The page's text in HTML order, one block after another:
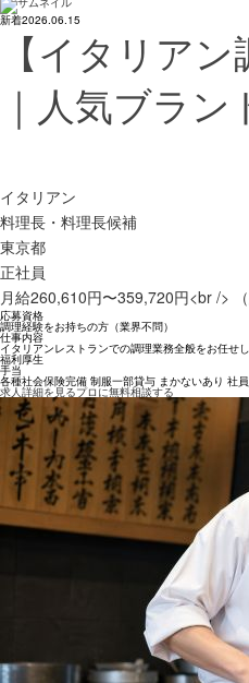
新着2026.06.15
【イタリア
｜人気ブラ
イタリアン
料理長・料理長候補
東京都
正社員
月給260,610円〜359,720円<br />
応募資格
調理経験をお持ちの方（業界不問）
仕事内容
イタリアンレストランでの調理業務全般をお任せ
福利厚生
手当
各種社会保険完備 制服一部貸与 まかないあり 社
求人詳細を見るプロに無料相談する